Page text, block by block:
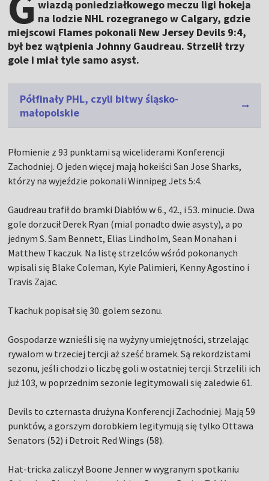
wiazdą poniedziałkowego meczu ligi hokeja
na lodzie NHL rozegranego w Calgary, gdzie
miejscowi Flames pokonali New Jersey Devils 9:4,
był bez wątpienia Johnny Gaudreau. Strzelił trzy
gole i miał tyle samo asyst.
Półfinały PHL, czyli bitwy śląsko-
małopolskie
Płomienie z 93 punktami są wiceliderami Konferencji
Zachodniej. O jeden więcej mają hokeiści San Jose Sharks,
którzy na wyjeździe pokonali Winnipeg Jets 5:4.
Gaudreau trafił do bramki Diabłów w 6., 42., i 53. minucie. Dwa
gole dorzucił Derek Ryan (mial ponadto dwie asysty), a po
jednym S. Sam Bennett, Elias Lindholm, Sean Monahan i
Matthew Tkaczuk. Na listę strzelców wśród pokonanych
wpisali się Blake Coleman, Kyle Palimieri, Kenny Agostino i
Travis Zajac.
Tkachuk popisał się 30. golem sezonu.
Gospodarze wznieśli się na wyżyny umiejętności, strzelając
rywalom w trzeciej tercji aż sześć bramek. Są rekordzistami
sezonu, jeśli chodzi o liczbę goli w ostatniej tercji. Strzelili ich
już 103, w poprzednim sezonie legitymowali się zaledwie 61.
Devils to czternasta drużyna Konferencji Zachodniej. Mają 59
punktów, a gorszym dorobkiem legitymują się tylko Ottawa
Senators (52) i Detroit Red Wings (58).
Hat-tricka zaliczył Boone Jenner w wygranym spotkaniu